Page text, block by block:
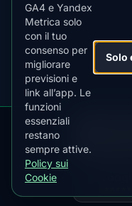
GA4 e Yandex
Metrica solo
con il tuo
consenso per
migliorare
previsioni e
link all’app. Le
funzioni
essenziali
restano
sempre attive.
Policy sui
Cookie
Solo